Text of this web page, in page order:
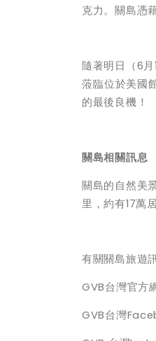
克力。關島憑
隨著明日（6月
蒞臨位於美國
的最後良機！
關島相關訊息
關島的自然美
里，約有17萬
有關關島旅遊
GVB台灣官方
GVB台灣